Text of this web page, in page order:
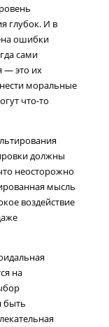
глубок. И в
ошибки
сами
— это их
моральные
что-то
должны
неосторожно
мысль
воздействие
на
быть